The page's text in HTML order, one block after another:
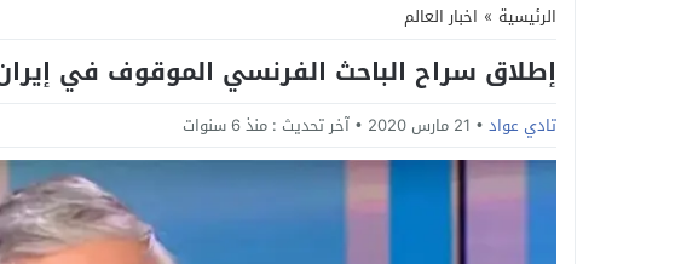
الرئيسية » اخبار العالم
إطلاق سراح الباحث الفرنسي الموقوف في
تادي عواد 21 مارس 2020 آخر تحديث : منذ 6 سنوات